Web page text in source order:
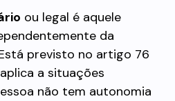
ou legal é aquele
da
previsto no artigo 76
a situações
não tem autonomia